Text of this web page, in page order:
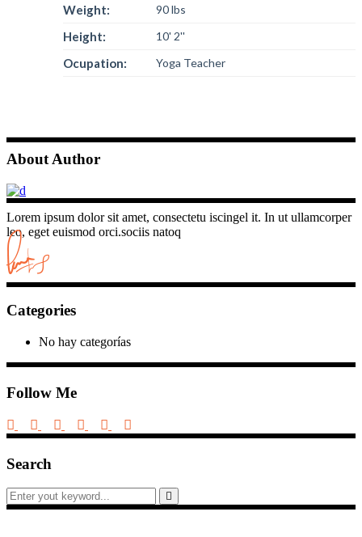
Weight: 90 lbs
Height: 10' 2''
Ocupation: Yoga Teacher
About Author
Lorem ipsum dolor sit amet, consectetu iscingel it. In ut ullamcorper
leo, eget euismod orci.sociis natoq
Categories
No hay categorías
Follow Me
Search
Search
for: